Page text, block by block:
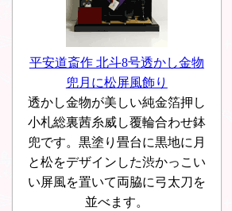
平安道斎作 北斗8号透かし金物
兜月に松屏風飾り
透かし金物が美しい純金箔押し
小札総裏茜糸威し覆輪合わせ鉢
兜です。黒塗り畳台に黒地に月
と松をデザインした渋かっこい
い屏風を置いて両脇に弓太刀を
並べます。